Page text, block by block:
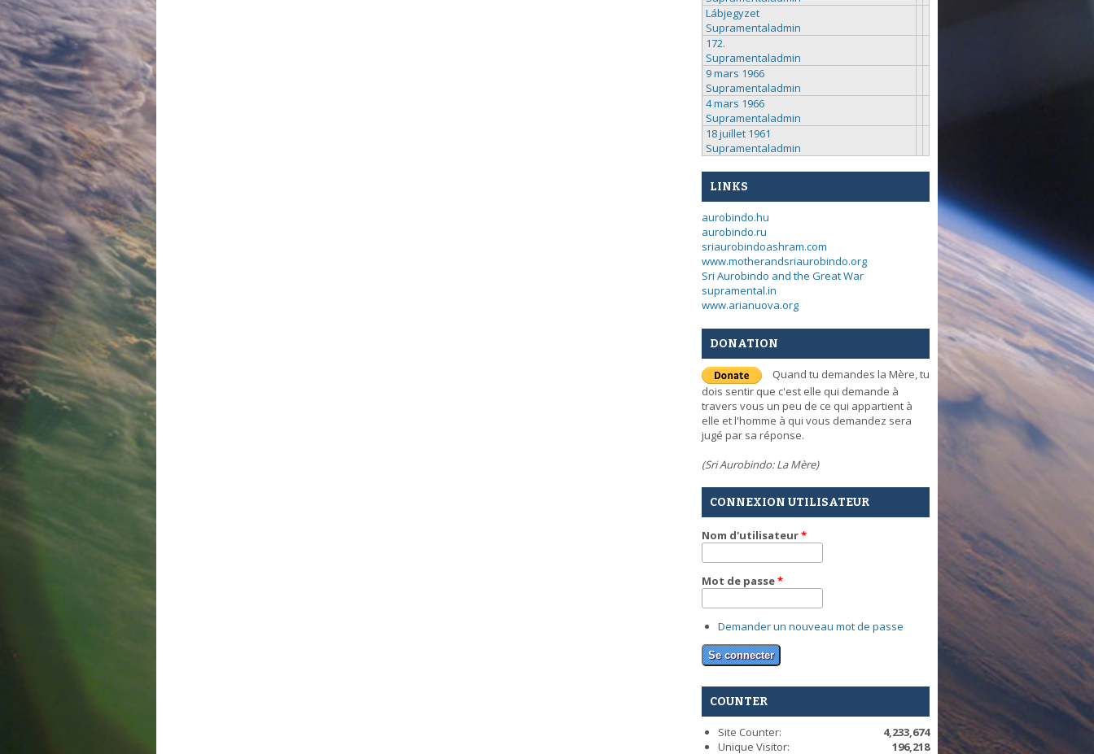
Lábjegyzet
Supramentaladmin
172.
Supramentaladmin
9 mars 1966
Supramentaladmin
4 mars 1966
Supramentaladmin
18 juillet 1961
Supramentaladmin
LINKS
aurobindo.hu
aurobindo.ru
sriaurobindoashram.com
www.motherandsriaurobindo.org
Sri Aurobindo and the Great War
supramental.in
www.arianuova.org
DONATION
Quand tu demandes la Mère, tu
dois sentir que c'est elle qui demande à
travers vous un peu de ce qui appartient à
elle et l'homme à qui vous demandez sera
jugé par sa réponse.
(Sri Aurobindo: La Mère)
CONNEXION UTILISATEUR
Nom d'utilisateur*
Mot de passe*
Demander un nouveau mot de passe
COUNTER
Site Counter:
4,233,674
Unique Visitor:
196,218